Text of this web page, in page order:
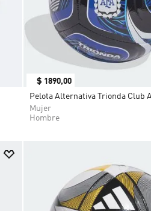
$ 1890,00
Pelota Alternativa Trionda Club
Mujer
Hombre